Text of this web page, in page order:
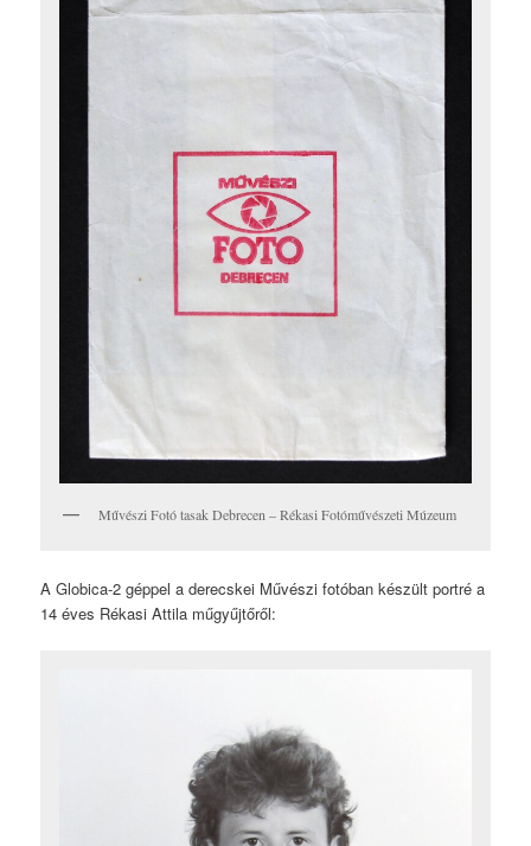
Művészi Fotó tasak Debrecen – Rékasi Fotóművészeti Múzeum
A Globica-2 géppel a derecskei Művészi fotóban készült portré a
14 éves Rékasi Attila műgyűjtőről: